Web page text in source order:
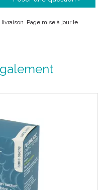
Page mise à jour le